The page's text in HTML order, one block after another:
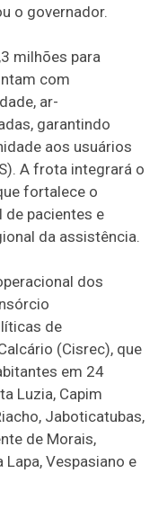
o governador.
milhões para
com
ar-
garantindo
aos usuários
A frota integrará o
fortalece o
pacientes e
da assistência.
dos
de
(Cisrec), que
em 24
Luzia, Capim
Jaboticatubas,
de Morais,
Lapa, Vespasiano e